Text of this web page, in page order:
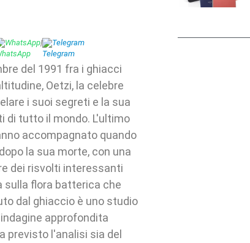
WhatsApp| Telegram
del 1991 fra i ghiacci
Oetzi, la celebre
i suoi segreti e la sua
di tutto il mondo. L'ultimo
accompagnato quando
la sua morte, con una
dei risvolti interessanti
sulla flora batterica che
dal ghiaccio è uno studio
approfondita
previsto l'analisi sia del